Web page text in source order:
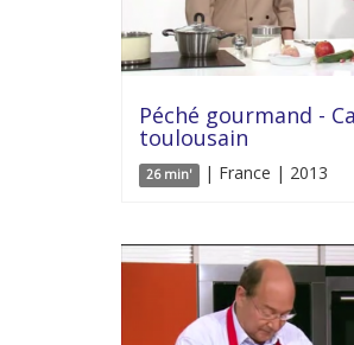
Péché gourmand -
toulousain
26 min' | France | 2013